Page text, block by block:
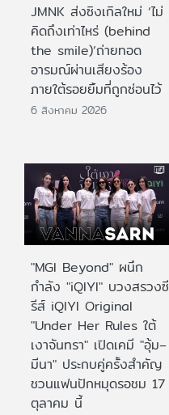
JMNK ส่งซิงเกิลใหม่ ‘ไม่
คิดถึงเท่าไหร่ (behind
the smile)’ถ่ายทอด
อารมณ์ผ่านเสียงร้อง
ภายใต้รอยยิ้มที่ถูกซ่อนไว้
6 สิงหาคม 2026
"MGI Beyond" ผนึก
กำลัง "iQIYI" บวงสรวงซี
รีส์ iQIYI Original
"Under Her Rules ใต้
เงาจันทรา" เปิดเคมี "อุ้ม–
มีนา" ประกบคู่ครั้งสำคัญ
ชวนแฟนปักหมุดรอชม 17
ตุลาคม นี้